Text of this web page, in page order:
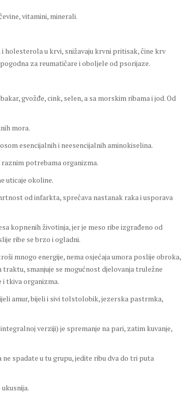
vitamini, minerali.
holesterola u krvi, snižavaju krvni pritisak, čine krv
za reumatičare i oboljele od psorijaze.
gvožđe, cink, selen, a sa morskim ribama i jod. Od
mora.
esencijalnih i neesencijalnih aminokiselina.
raznim potrebama organizma.
uticaje okoline.
od infarkta, sprečava nastanak raka i usporava
kopnenih životinja, jer je meso ribe izgrađeno od
ribe se brzo i ogladni.
mnogo energije, nema osjećaja umora poslije obroka,
smanjuje se mogućnost djelovanja truležne
i tkiva organizma.
amur, bijeli i sivi tolstolobik, jezerska pastrmka,
verziji) je spremanje na pari, zatim kuvanje,
spadate u tu grupu, jedite ribu dva do tri puta